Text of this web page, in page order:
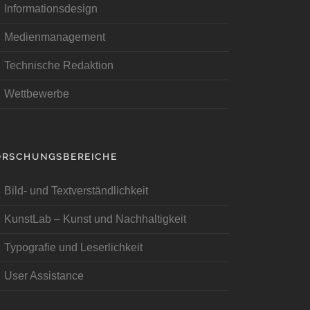
Informationsdesign
Medienmanagement
Technische Redaktion
Wettbewerbe
Bild- und Textverständlichkeit
KunstLab – Kunst und Nachhaltigkeit
Typografie und Leserlichkeit
User Assistance